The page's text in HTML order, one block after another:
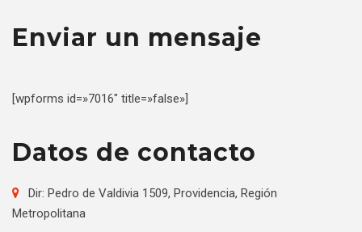
Enviar un mensaje
[wpforms id=»7016″ title=»false»]
Datos de contacto
Dir: Pedro de Valdivia 1509, Providencia, Región
Metropolitana